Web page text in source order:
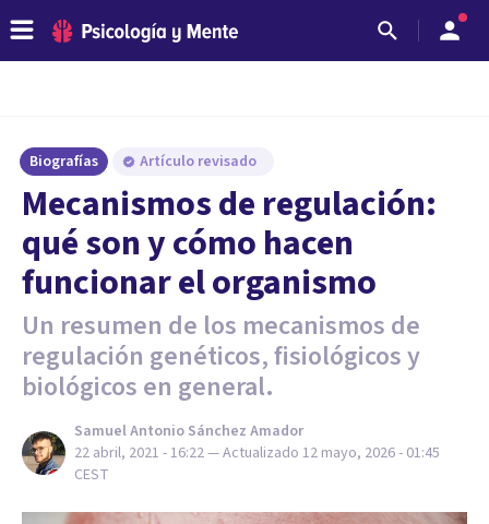
Biografías Artículo revisado
Mecanismos de regulación:
qué son y cómo hacen
funcionar el organismo
Un resumen de los mecanismos de
regulación genéticos, fisiológicos y
biológicos en general.
Samuel Antonio Sánchez Amador
22 abril, 2021 - 16:22— Actualizado 12 mayo, 2026 - 01:45
CEST